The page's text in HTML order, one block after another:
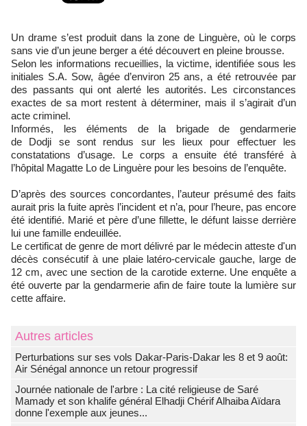
Un drame s’est produit dans la zone de Linguère, où le corps
sans vie d’un jeune berger a été découvert en pleine brousse.
Selon les informations recueillies, la victime, identifiée sous les
initiales S.A. Sow, âgée d’environ 25 ans, a été retrouvée par
des passants qui ont alerté les autorités. Les circonstances
exactes de sa mort restent à déterminer, mais il s’agirait d’un
acte criminel.
Informés, les éléments de la brigade de gendarmerie
de Dodji se sont rendus sur les lieux pour effectuer les
constatations d’usage. Le corps a ensuite été transféré à
l’hôpital Magatte Lo de Linguère pour les besoins de l’enquête.
D’après des sources concordantes, l’auteur présumé des faits
aurait pris la fuite après l’incident et n’a, pour l’heure, pas encore
été identifié. Marié et père d’une fillette, le défunt laisse derrière
lui une famille endeuillée.
Le certificat de genre de mort délivré par le médecin atteste d'un
décès consécutif à une plaie latéro-cervicale gauche, large de
12 cm, avec une section de la carotide externe. Une enquête a
été ouverte par la gendarmerie afin de faire toute la lumière sur
cette affaire.
Autres articles
Perturbations sur ses vols Dakar-Paris-Dakar les 8 et 9 août:
Air Sénégal annonce un retour progressif
Journée nationale de l'arbre : La cité religieuse de Saré
Mamady et son khalife général Elhadji Chérif Alhaiba Aïdara
donne l'exemple aux jeunes...